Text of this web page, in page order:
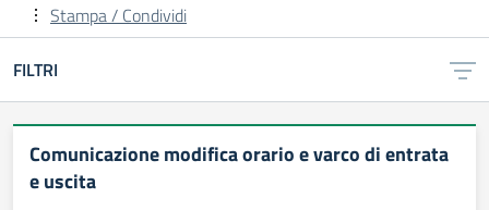
Stampa / Condividi
FILTRI
Comunicazione modifica orario e varco di entrata
e uscita